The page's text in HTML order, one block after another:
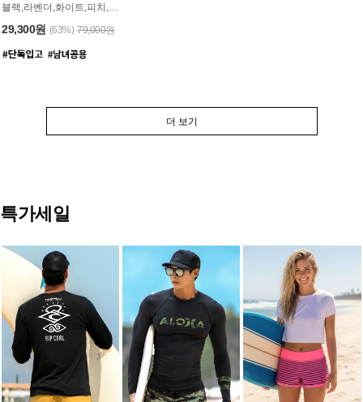
블랙,라벤더,화이트,피치,그레이,오트밀 6컬러
29,300원 (63%) 79,000원
더 보기
특가세일